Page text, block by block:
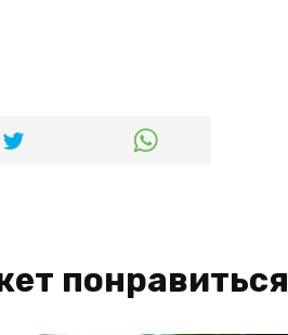
понравиться